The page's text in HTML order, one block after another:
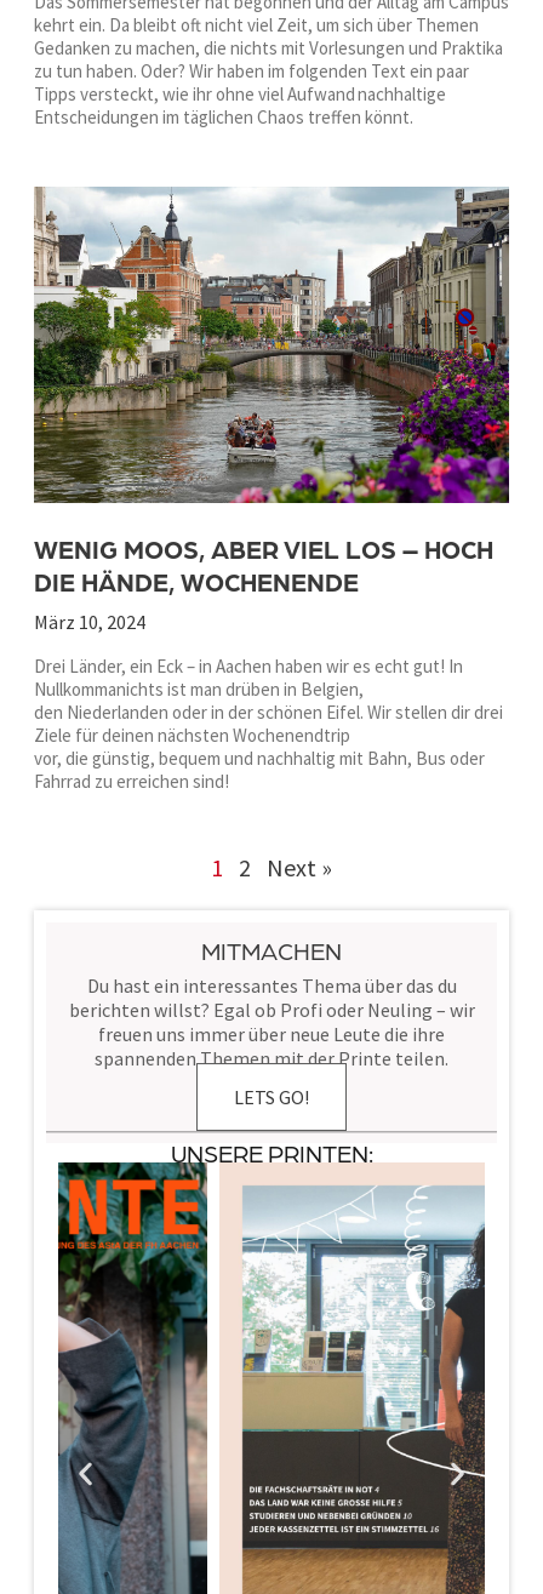
kehrt ein. Da bleibt oft nicht viel Zeit, um sich über Themen
Gedanken zu machen, die nichts mit Vorlesungen und Praktika
zu tun haben. Oder? Wir haben im folgenden Text ein paar
Tipps versteckt, wie ihr ohne viel Aufwand nachhaltige
Entscheidungen im täglichen Chaos treffen könnt.
WENIG MOOS, ABER VIEL LOS – HOCH
DIE HÄNDE, WOCHENENDE
März 10, 2024
Drei Länder, ein Eck – in Aachen haben wir es echt gut! In
Nullkommanichts ist man drüben in Belgien,
den Niederlanden oder in der schönen Eifel. Wir stellen dir drei
Ziele für deinen nächsten Wochenendtrip
vor, die günstig, bequem und nachhaltig mit Bahn, Bus oder
Fahrrad zu erreichen sind!
1 2 Next »
MITMACHEN
Du hast ein interessantes Thema über das du
berichten willst? Egal ob Profi oder Neuling – wir
freuen uns immer über neue Leute die ihre
spannenden Themen mit der Printe teilen.
LETS GO!
UNSERE PRINTEN: